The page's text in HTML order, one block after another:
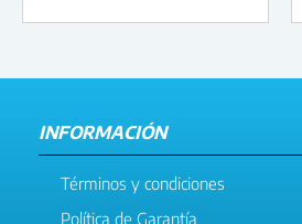
INFORMACIÓN
Términos y condiciones
Política de Garantía